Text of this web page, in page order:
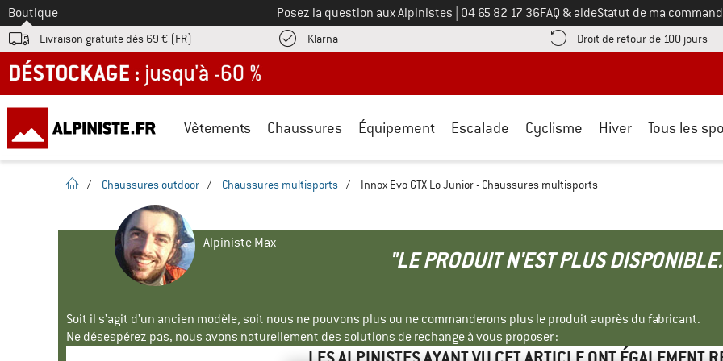
Vers le
Boutique Posez la question aux Alpinistes Appelez-nous au
04 65 82 17 36FAQ & aideStatut de ma
Livraison gratuite dès 69 € (FR) KlarnaTrouve les informations de paiement ici ! Ouvre une boîte d'information
Droit de retour de 100 jours
DÉSTOCKAGE : jusqu'à -60 %
Vêtements Chaussures Équipement Escalade Cyclisme Hiver Tous les
Page d'accueil
/ Chaussures outdoor / Chaussures multisports / Innox Evo GTX Lo Junior - Chaussures multisports
Alpiniste Max
"LE PRODUIT N'EST PLUS
Soit il s'agit d'un ancien modèle, soit nous ne pouvons plus ou ne commanderons plus le produit auprès du fabricant.
Ne désespérez pas, nous avons naturellement des solutions de rechange à vous proposer :